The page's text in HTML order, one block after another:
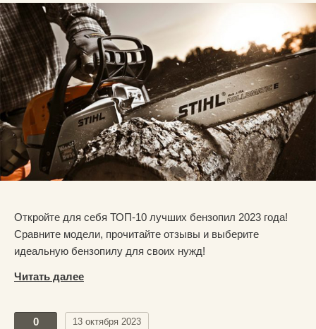
Откройте для себя ТОП-10 лучших бензопил 2023 года!
Сравните модели, прочитайте отзывы и выберите
идеальную бензопилу для своих нужд!
Читать далее
0 13 октября 2023